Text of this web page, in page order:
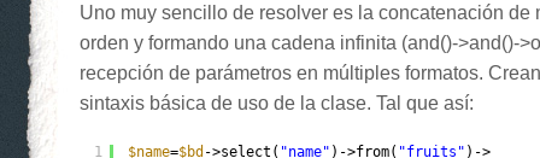
Uno muy sencillo de resolver es la concatenación de
orden y formando una cadena infinita (and()->and()-
recepción de parámetros en múltiples formatos.
sintaxis básica de uso de la clase. Tal que así:
1 $name=$bd ->select( "name" )->from( "fruits" )->